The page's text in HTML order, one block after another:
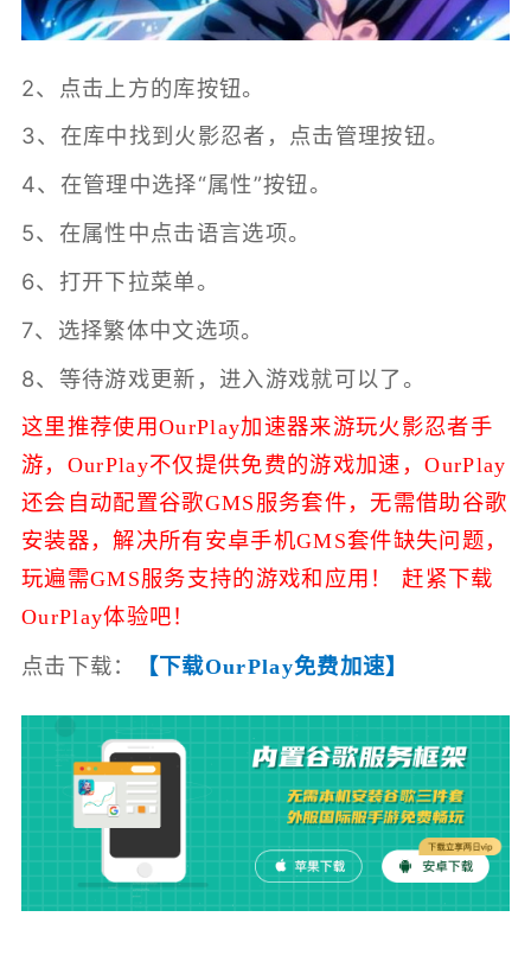
2、点击上方的库按钮。
3、在库中找到火影忍者，点击管理按钮。
4、在管理中选择“属性”按钮。
5、在属性中点击语言选项。
6、打开下拉菜单。
7、选择繁体中文选项。
8、等待游戏更新，进入游戏就可以了。
这里推荐使用OurPlay加速器来游玩火影忍者手
游， OurPlay不仅提供免费的游戏加速，OurPlay
还会自动配置谷歌GMS服务套件，无需借助谷歌
安装器，解决所有安卓手机GMS套件缺失问题，
玩遍需GMS服务支持的游戏和应用！ 赶紧下载
OurPlay体验吧！
点击下载： 【下载OurPlay免费加速】